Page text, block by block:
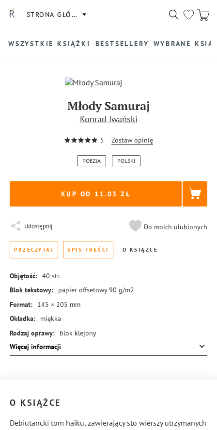
STRONA GŁÓWNA
WSZYSTKIE KSIĄŻKI BESTSELLERY WYBRANE
Młody Samuraj
Konrad Iwański
5 Zostaw opinię
POEZJA POLSKI
KUP OD 11.03
Udostępnij Do moich ulubionych
PRZECZYTAJ SPIS TREŚCI O KSIĄŻCE
Objętość: 40 str.
Blok tekstowy:
papier offsetowy 90 g/m2
Format:
145 × 205 mm
Okładka:
miękka
Rodzaj oprawy:
blok klejony
ISBN:
978-83-8369-856-4
Więcej informacji
O KSIĄŻCE
Debiutancki tom haiku, zawierający sto wierszy utrzymanych